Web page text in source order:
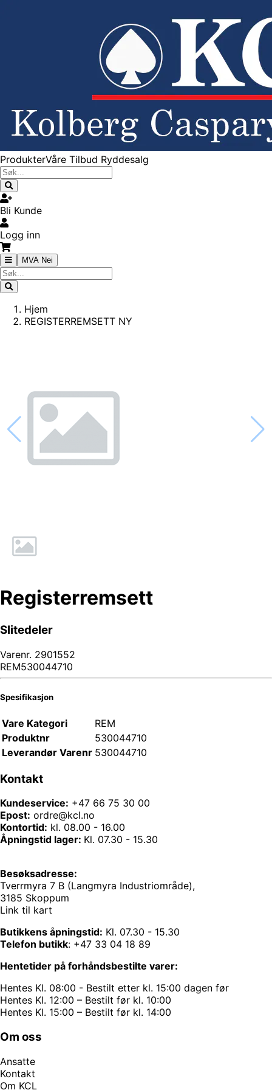
ProdukterVåre Tilbud Ryddesalg
Bli Kunde
Logg inn
MVA Nei
Hjem
REGISTERREMSETT NY
Registerremsett
Slitedeler
Varenr. 2901552
REM530044710
Spesifikasjon
Vare Kategori
REM
Produktnr
530044710
Leverandør Varenr 530044710
Kontakt
Kundeservice: +47 66 75 30 00
Epost: ordre@kcl.no
Kontortid: kl. 08.00 - 16.00
Åpningstid lager: Kl. 07.30 - 15.30
Besøksadresse:
Tverrmyra 7 B (Langmyra Industriområde),
3185 Skoppum
Link til kart
Butikkens åpningstid: Kl. 07.30 - 15.30
Telefon butikk: +47 33 04 18 89
Hentetider på forhåndsbestilte varer:
Hentes Kl. 08:00 - Bestilt etter kl. 15:00 dagen før
Hentes Kl. 12:00 – Bestilt før kl. 10:00
Hentes Kl. 15:00 – Bestilt før kl. 14:00
Om oss
Ansatte
Kontakt
Om KCL